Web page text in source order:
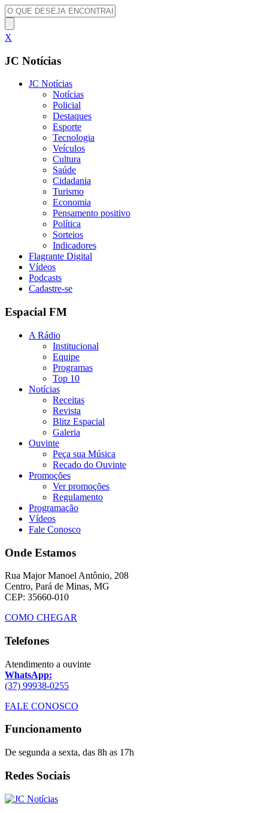
X
JC Notícias
JC Notícias
Notícias
Policial
Destaques
Esporte
Tecnologia
Veículos
Cultura
Saúde
Cidadania
Turismo
Economia
Pensamento positivo
Política
Sorteios
Indicadores
Flagrante Digital
Vídeos
Podcasts
Cadastre-se
Espacial FM
A Rádio
Institucional
Equipe
Programas
Top 10
Notícias
Receitas
Revista
Blitz Espacial
Galeria
Ouvinte
Peça sua Música
Recado do Ouvinte
Promoções
Ver promoções
Regulamento
Programação
Vídeos
Fale Conosco
Onde Estamos
Rua Major Manoel Antônio, 208
Centro, Pará de Minas, MG
CEP: 35660-010
COMO CHEGAR
Telefones
Atendimento a ouvinte
WhatsApp:
(37) 99938-0255
FALE CONOSCO
Funcionamento
De segunda a sexta, das 8h as 17h
Redes Sociais